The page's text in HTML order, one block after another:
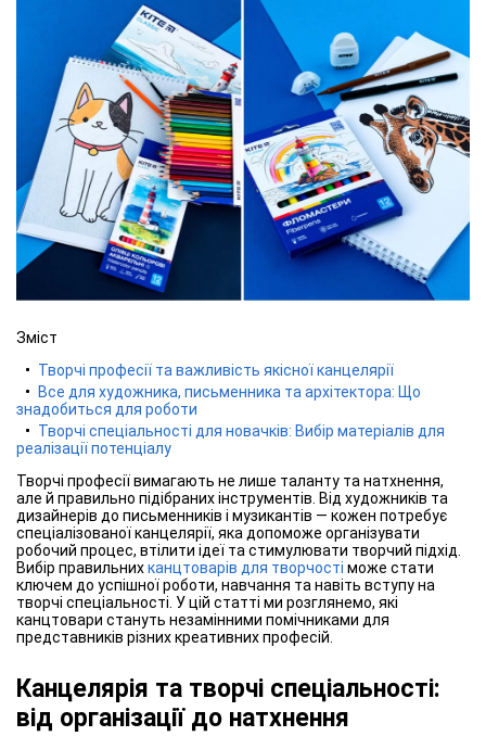
Зміст
Творчі професії та важливість якісної канцелярії
Все для художника, письменника та архітектора: Що
знадобиться для роботи
Творчі спеціальності для новачків: Вибір матеріалів для
реалізації потенціалу
Творчі професії вимагають не лише таланту та натхнення,
але й правильно підібраних інструментів. Від художників та
дизайнерів до письменників і музикантів — кожен потребує
спеціалізованої канцелярії, яка допоможе організувати
робочий процес, втілити ідеї та стимулювати творчий підхід.
Вибір правильнихканцтоварів для творчості може стати
ключем до успішної роботи, навчання та навіть вступу на
творчі спеціальності. У цій статті ми розглянемо, які
канцтовари стануть незамінними помічниками для
представників різних креативних професій.
Канцелярія та творчі спеціальності:
від організації до натхнення